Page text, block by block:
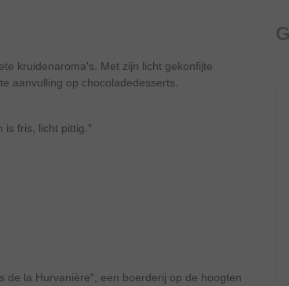
kruidenaroma's. Met zijn licht gekonfijte
aanvulling op chocoladedesserts.
is fris, licht pittig."
de la Hurvanière", een boerderij op de hoogten